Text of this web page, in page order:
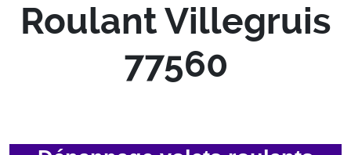
Roulant Villegruis
77560